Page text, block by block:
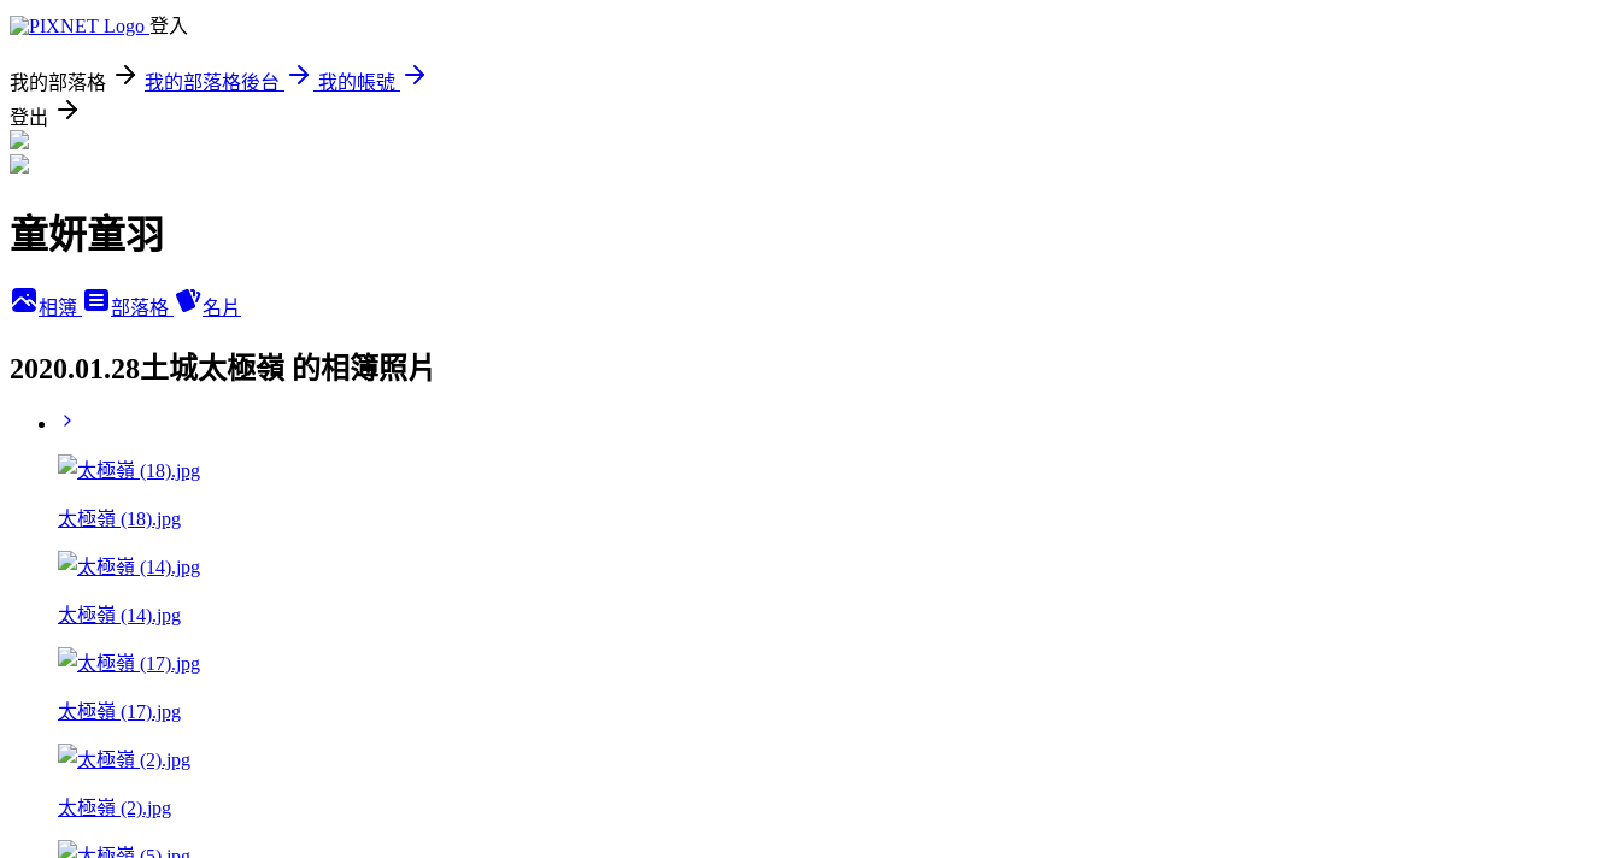
登入
我的部落格 我的部落格後台
我的帳號
登出
童妍童羽
相簿 部落格 名片
2020.01.28土城太極嶺 的相簿照片
太極嶺 (18).jpg
太極嶺 (14).jpg
太極嶺 (17).jpg
太極嶺 (2).jpg